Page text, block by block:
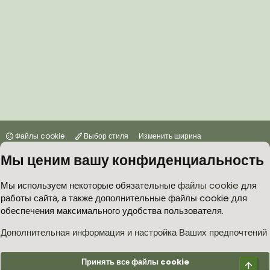
Файлы cookie Выбор стиля Изменить ширина
Условия и правила
Политика в отношении обработки персональных данных
Согласие на обработку персональных данных
Помощь Главная
R
Community platform by XenForo ® © 2010-2026 XenForo Ltd.
Мы ценим вашу конфиденциальность
Мы используем некоторые обязательныефайлы cookie для
работы сайта, а также дополнительные файлы cookie для
обеспечения максимального удобства пользователя.
Дополнительная информация и настройка Ваших предпочтений
Принять все файлы cookie